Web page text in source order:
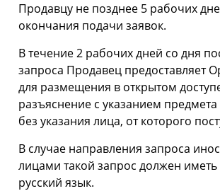
Продавцу не позднее 5 рабочих
окончания подачи заявок.
В течение 2 рабочих дней со дня
запроса Продавец предоставляет
для размещения в открытом
разъяснение с указанием
без указания лица, от которого
В случае направления запроса
лицами такой запрос должен
русский язык.